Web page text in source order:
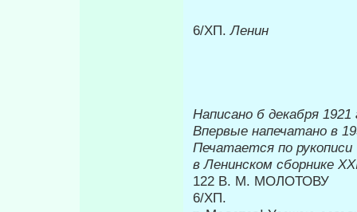
6/ХП.Ленин
Написано б декабря 1921
Впервые
Печатается по рукописи
в Ленинском сборнике
122 В. М. МОЛОТОВУ
6/ХП.